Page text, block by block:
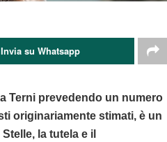
Invia su Whatsapp
Terni prevedendo un numero
originariamente stimati, è un
la tutela e il